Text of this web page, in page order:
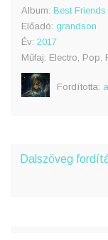
Album: Best Friends
Előadó: grandson
Év: 2017
Műfaj: Electro, Pop,
Fordította:
Dalszöveg